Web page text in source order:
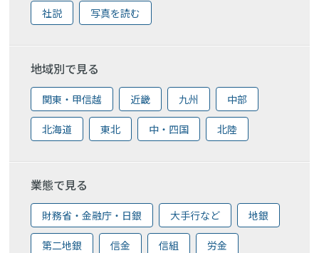
社説 写真を読む
地域別で見る
関東・甲信越 近畿 九州 中部
北海道 東北 中・四国 北陸
業態で見る
財務省・金融庁・日銀 大手行など 地銀
第二地銀 信金 信組 労金